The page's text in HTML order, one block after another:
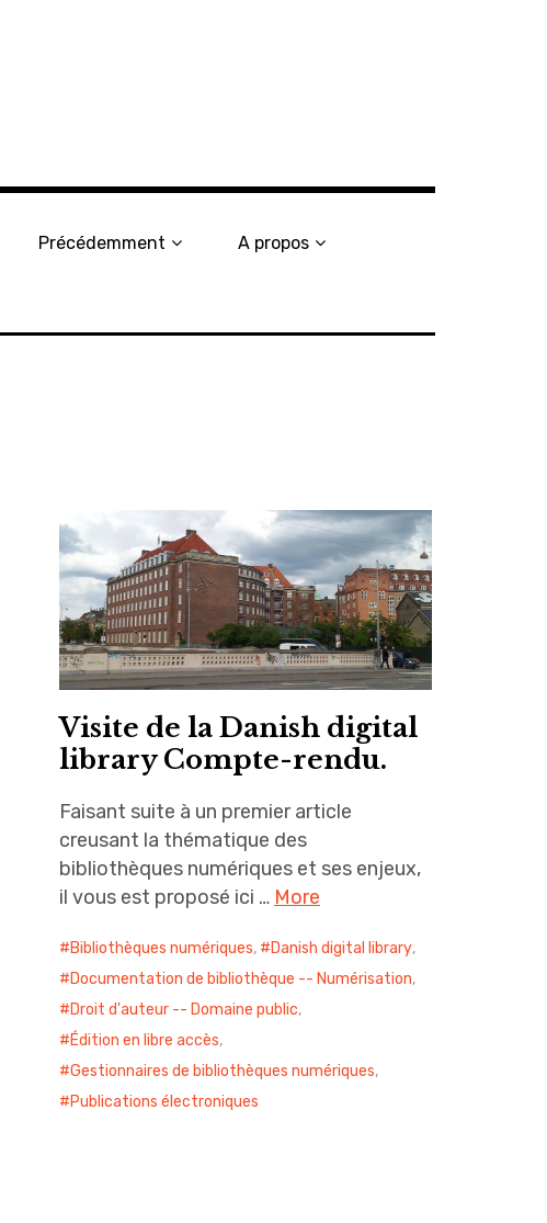
Précédemment A propos
Visite de la Danish digital
library Compte-rendu.
Faisant suite à un premier article
creusant la thématique des
bibliothèques numériques et ses enjeux,
il vous est proposé ici … More
Bibliothèques numériques, Danish digital library,
Documentation de bibliothèque -- Numérisation,
Droit d'auteur -- Domaine public,
Édition en libre accès,
Gestionnaires de bibliothèques numériques,
Publications électroniques